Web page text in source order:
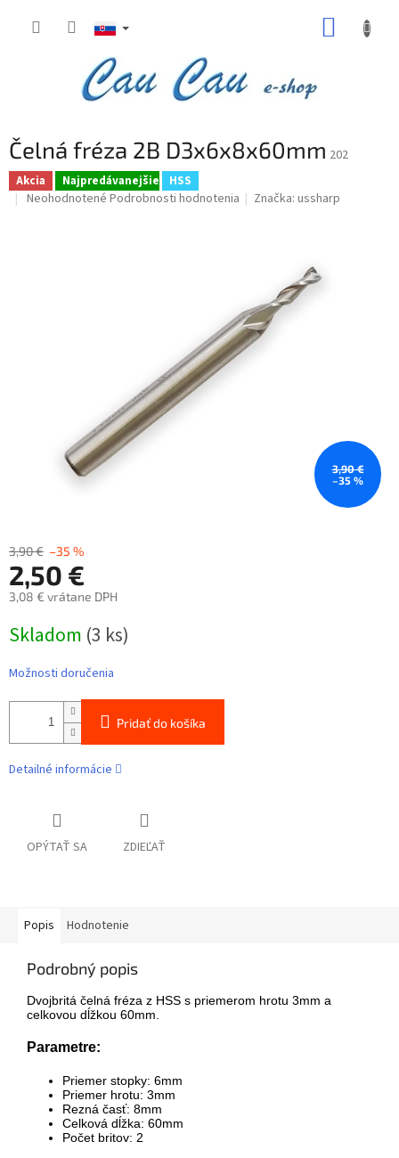
Čelná fréza 2B D3x6x8x60mm 202
Akcia Najpredávanejšie HSS
Priemerné
Neohodnotené Podrobnosti hodnotenia Značka:ussharp
3,90 €
–35 %
3,90 € –35 %
2,50 €
3,08 € vrátane DPH
cena:
Skladom (3 ks)
Možnosti doručenia
Pridať do košíka
Detailné informácie
OPÝTAŤ SA ZDIEĽAŤ
Popis Hodnotenie
Podrobný popis
Dvojbritá čelná fréza z HSS s priemerom hrotu 3mm a
celkovou dĺžkou 60mm.
Parametre:
Priemer stopky: 6mm
Priemer hrotu: 3mm
Rezná časť: 8mm
Celková dĺžka: 60mm
Počet britov: 2